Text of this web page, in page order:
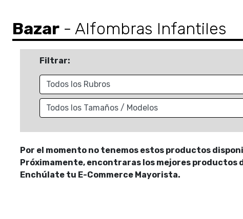
Bazar - Alfombras Infantiles
Filtrar:
Por el momento no tenemos estos productos
Próximamente, encontraras los mejores productos
Enchúlate tu E-Commerce Mayorista.